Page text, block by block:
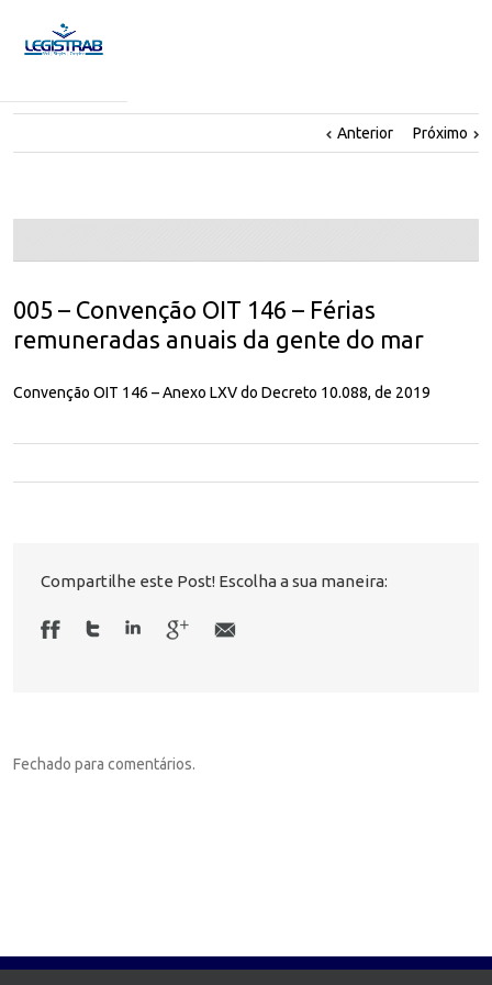
Anterior Próximo
005 – Convenção OIT 146 – Férias
remuneradas anuais da gente do mar
Convenção OIT 146 – Anexo LXV do Decreto 10.088, de 2019
Compartilhe este Post! Escolha a sua maneira:
Fechado para comentários.